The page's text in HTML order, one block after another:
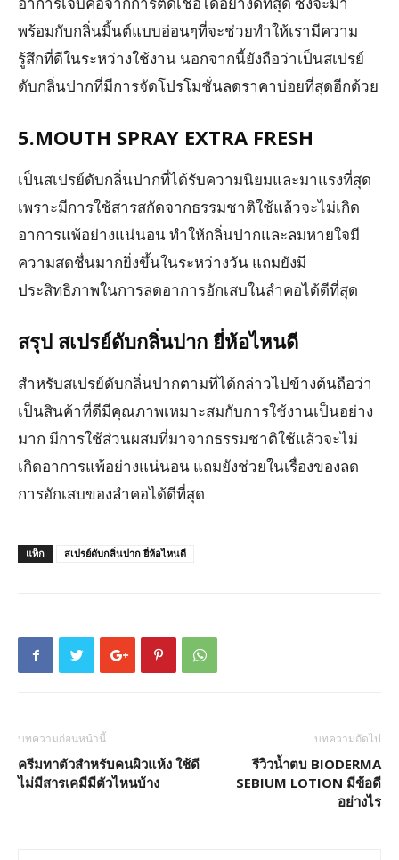
พร้อมกับกลิ่นมิ้นต์แบบอ่อนๆที่จะช่วยทำให้เรามีความ
รู้สึกที่ดีในระหว่างใช้งาน นอกจากนี้ยังถือว่าเป็นสเปรย์
ดับกลิ่นปากที่มีการจัดโปรโมชั่นลดราคาบ่อยที่สุดอีกด้วย
5.MOUTH SPRAY EXTRA FRESH
เป็นสเปรย์ดับกลิ่นปากที่ได้รับความนิยมและมาแรงที่สุด
เพราะมีการใช้สารสกัดจากธรรมชาติใช้แล้วจะไม่เกิด
อาการแพ้อย่างแน่นอน ทำให้กลิ่นปากและลมหายใจมี
ความสดชื่นมากยิ่งขึ้นในระหว่างวัน แถมยังมี
ประสิทธิภาพในการลดอาการอักเสบในลำคอได้ดีที่สุด
สรุป สเปรย์ดับกลิ่นปาก ยี่ห้อไหนดี
สำหรับสเปรย์ดับกลิ่นปากตามที่ได้กล่าวไปข้างต้นถือว่า
เป็นสินค้าที่ดีมีคุณภาพเหมาะสมกับการใช้งานเป็นอย่าง
มาก มีการใช้ส่วนผสมที่มาจากธรรมชาติใช้แล้วจะไม่
เกิดอาการแพ้อย่างแน่นอน แถมยังช่วยในเรื่องของลด
การอักเสบของลำคอได้ดีที่สุด
แท็ก สเปรย์ดับกลิ่นปาก ยี่ห้อไหนดี
บทความก่อนหน้านี้
ครีมทาตัวสำหรับคนผิวแห้ง ใช้ดี
ไม่มีสารเคมีมีตัวไหนบ้าง
บทความถัดไป
รีวิวน้ำตบ BIODERMA
SEBIUM LOTION มีข้อดี
อย่างไร